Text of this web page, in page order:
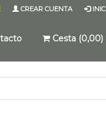
CREAR CUENTA
Cesta (0,00)